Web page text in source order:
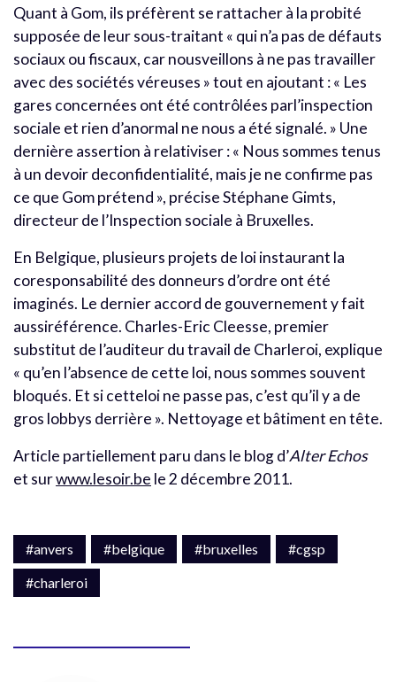
Quant à Gom, ils préfèrent se rattacher à la probité
supposée de leur sous-traitant « qui n’a pas de défauts
sociaux ou fiscaux, car nousveillons à ne pas travailler
avec des sociétés véreuses » tout en ajoutant : « Les
gares concernées ont été contrôlées parl’inspection
sociale et rien d’anormal ne nous a été signalé. » Une
dernière assertion à relativiser : « Nous sommes tenus
à un devoir deconfidentialité, mais je ne confirme pas
ce que Gom prétend », précise Stéphane Gimts,
directeur de l’Inspection sociale à Bruxelles.
En Belgique, plusieurs projets de loi instaurant la
coresponsabilité des donneurs d’ordre ont été
imaginés. Le dernier accord de gouvernement y fait
aussiréférence. Charles-Eric Cleesse, premier
substitut de l’auditeur du travail de Charleroi, explique
« qu’en l’absence de cette loi, nous sommes souvent
bloqués. Et si cetteloi ne passe pas, c’est qu’il y a de
gros lobbys derrière ». Nettoyage et bâtiment en tête.
Article partiellement paru dans le blog d’Alter Echos
et surwww.lesoir.be le 2 décembre 2011.
#anvers #belgique #bruxelles
#cgsp
#charleroi